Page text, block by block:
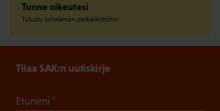
Tunne oikeutesi
Tutustu työelämän pelisääntöihin.
Tilaa SAK:n uutiskirje
Etunimi